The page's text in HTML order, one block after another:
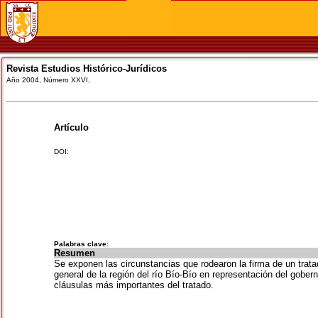
Revista Estudios Histórico-Jurídicos
Año 2004, Número XXVI,
Artículo
DOI:
Palabras clave:
Resumen
Se exponen las circunstancias que rodearon la firma de un
general de la región del río Bío-Bío en representación del
cláusulas más importantes del tratado.